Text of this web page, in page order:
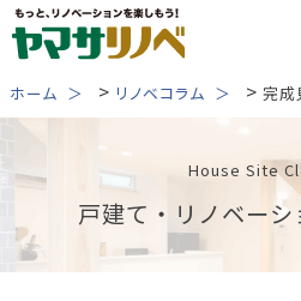
Skip
to
ホーム > リノベコラム > 完成
House Site
戸建て・リノベー